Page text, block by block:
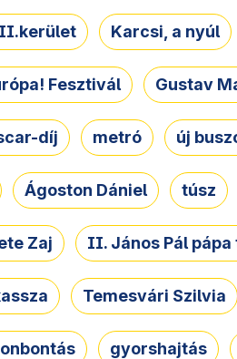
Karcsi, a nyúl
Fesztivál Gustav
díj metró új
Ágoston Dániel túsz
Zaj II. János Pál pápa
Temesvári Szilvia
gyorshajtás